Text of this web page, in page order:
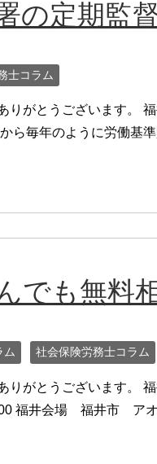
の定期監
士コラム
りがとうございます。
ら毎年のように労働基
でも無料
ム 社会保険労務士コラム
りがとうございます。
00 福井会場 福井市 ア